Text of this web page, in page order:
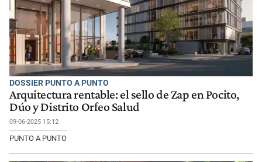
DOSSIER PUNTO A PUNTO
Arquitectura rentable: el sello de Zap en Pocito,
Dúo y Distrito Orfeo Salud
09-06-2025 15:12
PUNTO A PUNTO